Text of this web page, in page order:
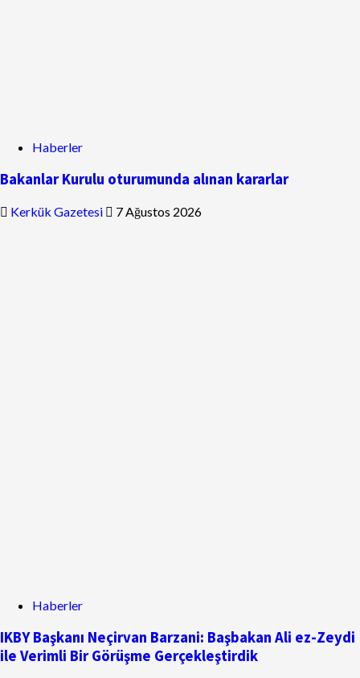
Haberler
Bakanlar Kurulu oturumunda alınan kararlar
Kerkük Gazetesi 7 Ağustos 2026
Haberler
IKBY Başkanı Neçirvan Barzani: Başbakan Ali ez-Zeydi
ile Verimli Bir Görüşme Gerçekleştirdik